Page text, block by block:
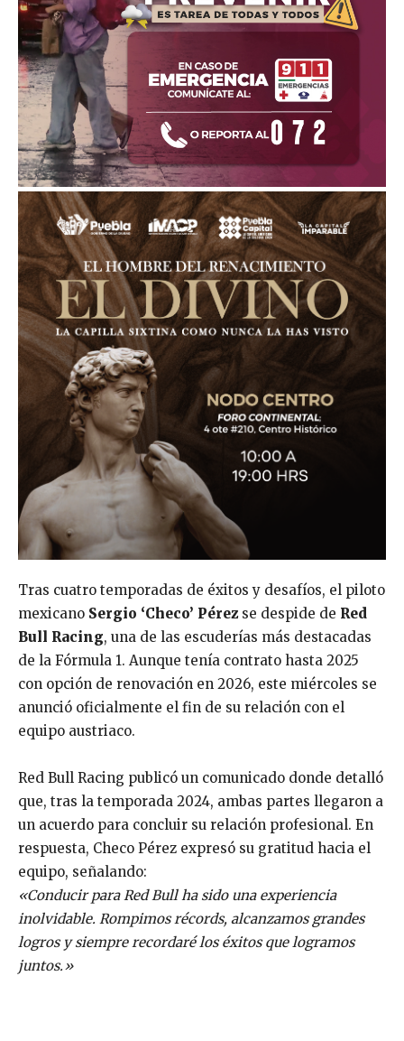
Tras cuatro temporadas de éxitos y desafíos, el piloto
mexicano Sergio ‘Checo’ Pérezse despide de Red
Bull Racing, una de las escuderías más destacadas
de la Fórmula 1. Aunque tenía contrato hasta 2025
con opción de renovación en 2026, este miércoles se
anunció oficialmente el fin de su relación con el
equipo austriaco.
Red Bull Racing publicó un comunicado donde detalló
que, tras la temporada 2024, ambas partes llegaron a
un acuerdo para concluir su relación profesional. En
respuesta, Checo Pérez expresó su gratitud hacia el
equipo, señalando:
«Conducir para Red Bull ha sido una experiencia
inolvidable. Rompimos récords, alcanzamos grandes
logros y siempre recordaré los éxitos que logramos
juntos.»